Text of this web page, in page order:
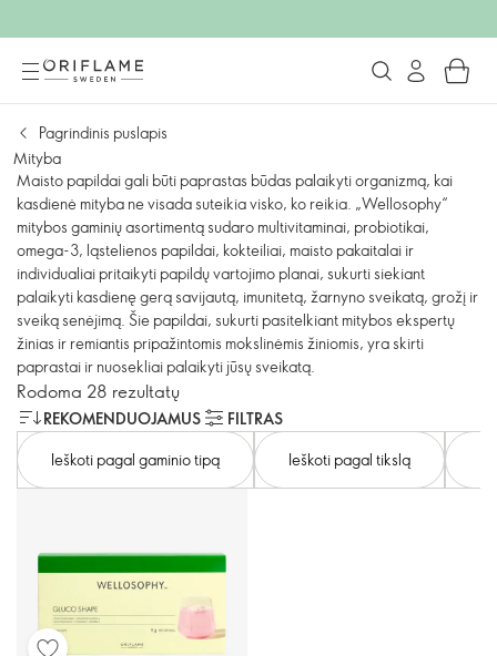
Pagrindinis puslapis
Mityba
Maisto papildai gali būti paprastas būdas palaikyti organizmą, kai
kasdienė mityba ne visada suteikia visko, ko reikia. „Wellosophy“
mitybos gaminių asortimentą sudaro multivitaminai, probiotikai,
omega-3, ląstelienos papildai, kokteiliai, maisto pakaitalai ir
individualiai pritaikyti papildų vartojimo planai, sukurti siekiant
palaikyti kasdienę gerą savijautą, imunitetą, žarnyno sveikatą, grožį ir
sveiką senėjimą. Šie papildai, sukurti pasitelkiant mitybos ekspertų
žinias ir remiantis pripažintomis mokslinėmis žiniomis, yra skirti
paprastai ir nuosekliai palaikyti jūsų sveikatą.
Rodoma 28 rezultatų
REKOMENDUOJAMUS
FILTRAS
Ieškoti pagal gaminio tipą
Ieškoti pagal tikslą